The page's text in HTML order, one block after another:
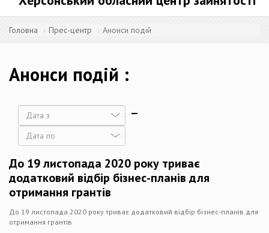
Головна Прес-центр Анонси подій
Анонси подій
Дата
До 19 листопада 2020 року триває
додатковий відбір бізнес-планів для
отримання грантів
До 19 листопада 2020 року триває додатковий відбір бізнес-планів для
отримання грантів